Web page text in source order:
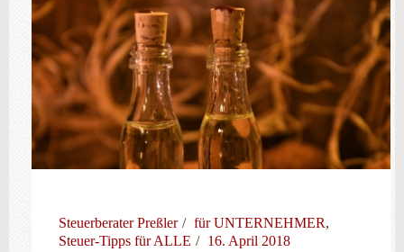
Steuerberater Preßler für UNTERNEHMER,
Steuer-Tipps für ALLE
16. April 2018